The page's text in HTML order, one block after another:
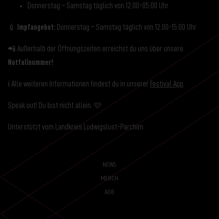
Donnerstag – Samstag täglich von 12:00-05:00 Uhr
💉 Impfangebot: Donnerstag – Samstag täglich von 12:00-15:00 Uhr
📲 Außerhalb der Öffnungszeiten erreichst du uns über unsere
Notfallnummer!
ℹ️ Alle weiteren Informationen findest du in unserer Festival App
Speak out! Du bist nicht allein. 🩷
Unterstützt vom Landkreis Ludwigslust-Parchim
NEWS
MERCH
AGB